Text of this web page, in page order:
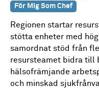
För Mig Som Chef
Regionen startar
stötta enheter med
samordnat stöd från
resursteamet bidra till
hälsofrämjande
och minskad